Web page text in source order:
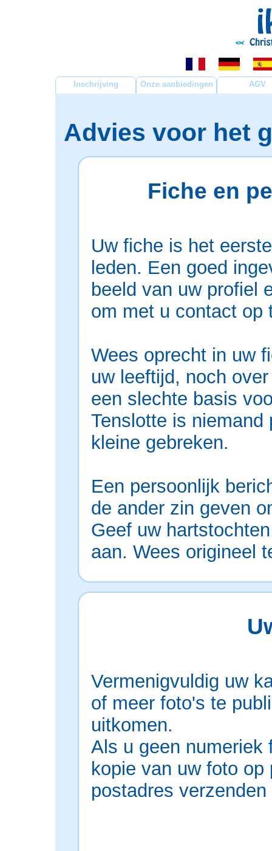
Inschrijving Onze aanbiedingen AGV
Advies voor het
Fiche en
Uw fiche is het
leden. Een goed
beeld van uw profiel
om met u contact op
Wees oprecht in uw
uw leeftijd, noch
een slechte basis
Tenslotte is
kleine gebreken.
Een persoonlijk
de ander zin geven
Geef uw
aan. Wees origineel
Vermenigvuldig uw
of meer foto's te
uitkomen.
Als u geen numeriek
kopie van uw foto
postadres verzenden